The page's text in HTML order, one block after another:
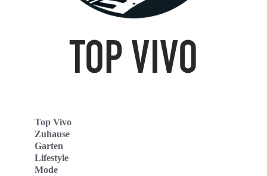
Top Vivo
Zuhause
Garten
Lifestyle
Mode